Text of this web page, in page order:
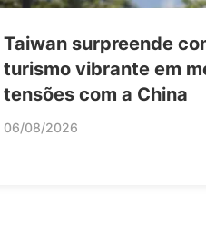
Taiwan surpreende
turismo vibrante em
tensões com a China
06/08/2026